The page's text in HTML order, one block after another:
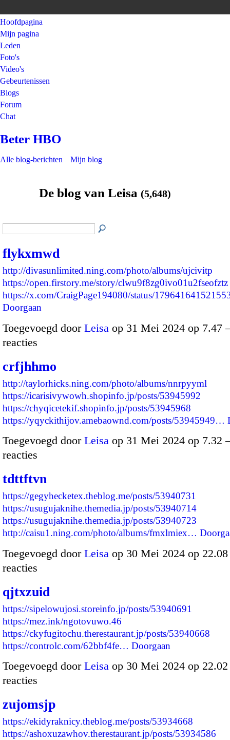
Hoofdpagina
Mijn pagina
Leden
Foto's
Video's
Gebeurtenissen
Blogs
Forum
Chat
Beter HBO
Alle blog-berichten Mijn blog
De blog van Leisa (5,648)
flykxmwd
http://divasunlimited.ning.com/photo/albums/ujcivitp
https://open.firstory.me/story/clwu9f8zg0ivo01u2fseofztz
https://x.com/CraigPage194080/status/
Doorgaan
Toegevoegd door Leisa op 31 Mei 2024 op 7.47
reacties
crfjhhmo
http://taylorhicks.ning.com/photo/albums/nnrpyyml
https://icarisivywowh.shopinfo.jp/posts/53945992
https://chyqicetekif.shopinfo.jp/posts/53945968
https://yqyckithijov.amebaownd.com/posts/53945949…
Toegevoegd door Leisa op 31 Mei 2024 op 7.32
reacties
tdttftvn
https://gegyhecketex.theblog.me/posts/53940731
https://usugujaknihe.themedia.jp/posts/53940714
https://usugujaknihe.themedia.jp/posts/53940723
http://caisu1.ning.com/photo/albums/fmxlmiex…
Toegevoegd door Leisa op 30 Mei 2024 op
reacties
qjtxzuid
https://sipelowujosi.storeinfo.jp/posts/53940691
https://mez.ink/ngotovuwo.46
https://ckyfugitochu.therestaurant.jp/posts/53940668
https://controlc.com/62bbf4fe… Doorgaan
Toegevoegd door Leisa op 30 Mei 2024 op
reacties
zujomsjp
https://ekidyraknicy.theblog.me/posts/53934668
https://ashoxuzawhov.therestaurant.jp/posts/53934586